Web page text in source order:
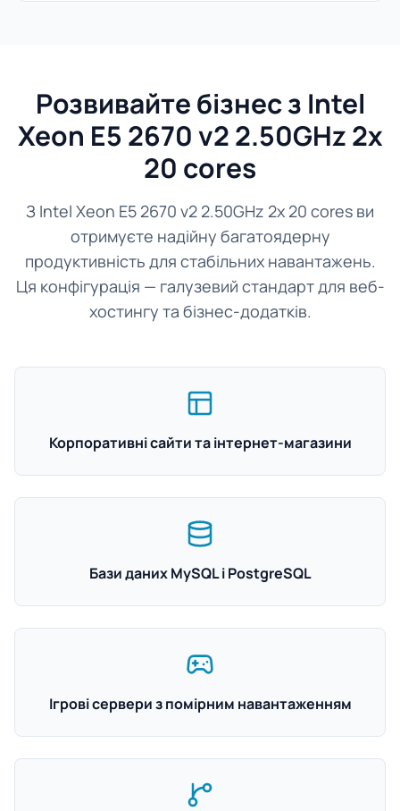
Розвивайте бізнес з Intel
Xeon E5 2670 v2 2.50GHz 2x
20 cores
З Intel Xeon E5 2670 v2 2.50GHz 2x 20 cores ви
отримуєте надійну багатоядерну
продуктивність для стабільних навантажень.
Ця конфігурація — галузевий стандарт для веб-
хостингу та бізнес-додатків.
Корпоративні сайти та інтернет-магазини
Бази даних MySQL і PostgreSQL
Ігрові сервери з помірним навантаженням